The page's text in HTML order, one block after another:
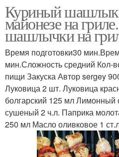
Куриный
майонезе на
шашлычки на
Время подготовки30
мин.Сложность средний Кол-
пищи Закуска Автор sergey
Луковица 2 шт. Луковица
болгарский 125 мл Лимонный
сушеный 2 ч.л. Паприка
250 мл Масло оливковое 1